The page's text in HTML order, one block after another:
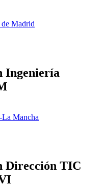
Madrid
Ingeniería
Mancha
Dirección TIC